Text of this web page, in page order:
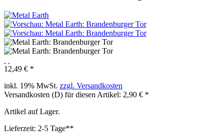
12,49 € *
inkl. 19% MwSt. zzgl. Versandkosten
Versandkosten (D) für diesen Artikel: 2,90 € *
Artikel auf Lager.
Lieferzeit: 2-5 Tage**